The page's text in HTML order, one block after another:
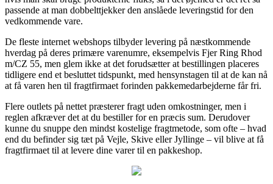
passende at man dobbelttjekker den anslåede leveringstid for den
vedkommende vare.
De fleste internet webshops tilbyder levering på næstkommende
hverdag på deres primære varenumre, eksempelvis Fjer Ring Rhod
m/CZ 55, men glem ikke at det forudsætter at bestillingen placeres
tidligere end et besluttet tidspunkt, med hensynstagen til at de kan nå
at få varen hen til fragtfirmaet forinden pakkemedarbejderne får fri.
Flere outlets på nettet præsterer fragt uden omkostninger, men i
reglen afkræver det at du bestiller for en præcis sum. Derudover
kunne du snuppe den mindst kostelige fragtmetode, som ofte – hvad
end du befinder sig tæt på Vejle, Skive eller Jyllinge – vil blive at få
fragtfirmaet til at levere dine varer til en pakkeshop.